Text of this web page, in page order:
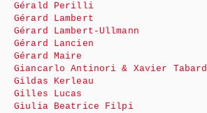
Gérald Perilli
Gérard Lambert
Gérard Lambert-Ullmann
Gérard Lancien
Gérard Maire
Giancarlo Antinori & Xavier Tabard
Gildas Kerleau
Gilles Lucas
Giulia Beatrice Filpi